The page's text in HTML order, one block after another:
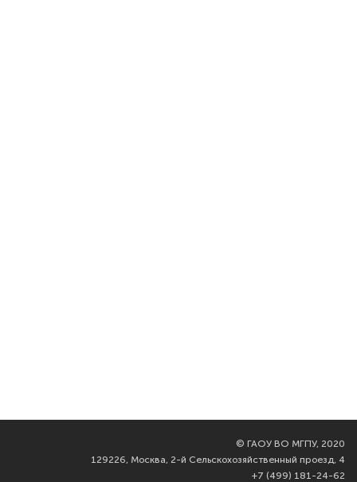
© ГАОУ ВО МГПУ, 2020
129226, Москва, 2-й Сельскохозяйственный проезд, 4
+7 (499) 181-24-62